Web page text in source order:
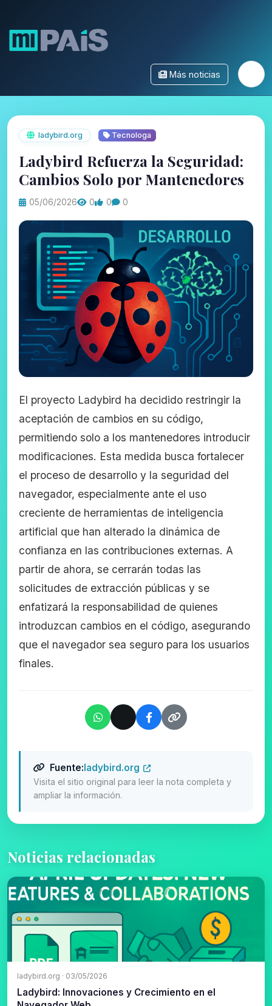
Más noticias
ladybird.org Tecnologa
Ladybird Refuerza la Seguridad:
Cambios Solo por Mantenedores
05/06/2026 0 0 0
El proyecto Ladybird ha decidido restringir la
aceptación de cambios en su código,
permitiendo solo a los mantenedores introducir
modificaciones. Esta medida busca fortalecer
el proceso de desarrollo y la seguridad del
navegador, especialmente ante el uso
creciente de herramientas de inteligencia
artificial que han alterado la dinámica de
confianza en las contribuciones externas. A
partir de ahora, se cerrarán todas las
solicitudes de extracción públicas y se
enfatizará la responsabilidad de quienes
introduzcan cambios en el código, asegurando
que el navegador sea seguro para los usuarios
finales.
Fuente: ladybird.org
Visita el sitio original para leer la nota completa y
ampliar la información.
Noticias relacionadas
ladybird.org · 03/05/2026
Ladybird: Innovaciones y Crecimiento en el